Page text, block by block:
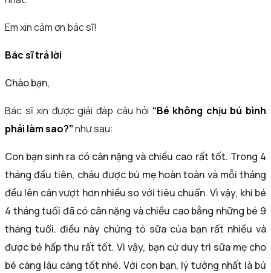
Em xin cảm ơn bác sĩ!
Bác sĩ trả lời
Chào bạn,
Bác sĩ xin được giải đáp câu hỏi “Bé không chịu bú bình
phải làm sao?”như sau:
Con bạn sinh ra có cân nặng và chiều cao rất tốt. Trong 4
tháng đầu tiên, cháu được bú mẹ hoàn toàn và mỗi tháng
đều lên cân vượt hơn nhiều so với tiêu chuẩn. Vì vậy, khi bé
4 tháng tuổi đã có cân nặng và chiều cao bằng những bé 9
tháng tuổi. điều này chứng tỏ sữa của bạn rất nhiều và
được bé hấp thu rất tốt. Vì vậy, bạn cứ duy trì sữa mẹ cho
bé càng lâu càng tốt nhé. Với con bạn, lý tưởng nhất là bú